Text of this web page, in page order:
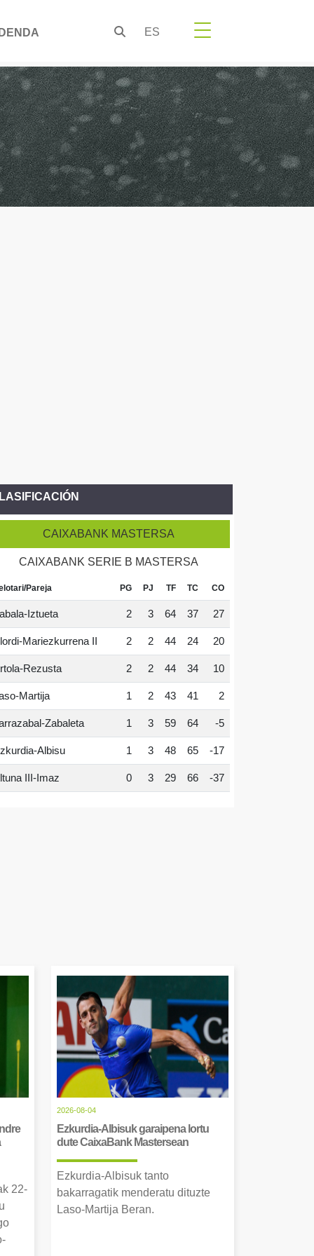
DENDA ES
CAIXABANK MASTERSA
CAIXABANK SERIE B MASTERSA
Pareja PG PJ TF TC CO
Iztueta 2 3 64 37 27
Mariezkurrena II 2 2 44 24 20
Rezusta 2 2 44 34 10
Martija 1 2 43 41 2
Zabaleta 1 3 59 64 -5
Albisu 1 3 48 65 -17
III-Imaz 0 3 29 66 -37
22-
2026-08-04
Ezkurdia-Albisuk garaipena lortu
dute CaixaBank Mastersean
Ezkurdia-Albisuk tanto
bakarragatik menderatu dituzte
Laso-Martija Beran.